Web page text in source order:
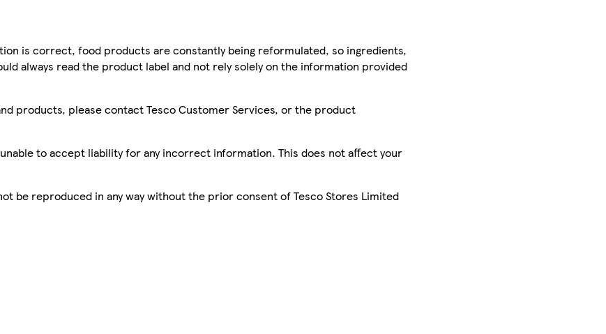
is correct, food products are constantly being reformulated, so ingredients,
always read the product label and not rely solely on the information provided
products, please contact Tesco Customer Services, or the product
to accept liability for any incorrect information. This does not affect your
be reproduced in any way without the prior consent of Tesco Stores Limited